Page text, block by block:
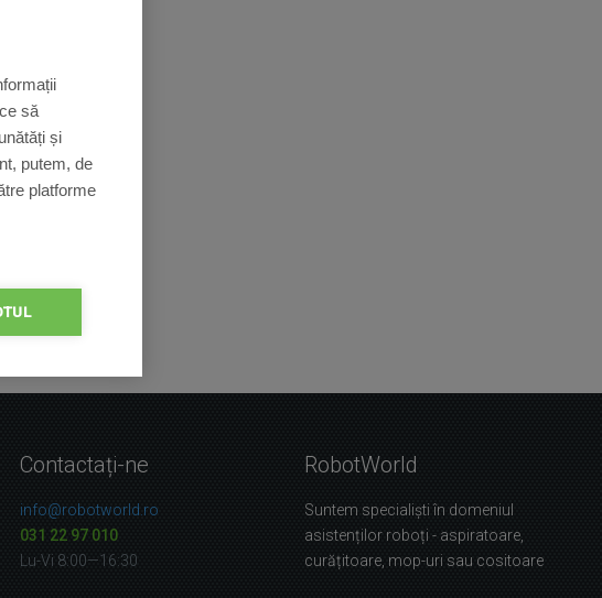
Contactați-ne
info@robotworld.ro
031 22 97 010
Lu-Vi 8:00—16:30
RobotWorld
Suntem specialiști în domeniul
asistenților roboți - aspiratoare,
curățitoare, mop-uri sau cositoare
să
și
putem, de
platforme